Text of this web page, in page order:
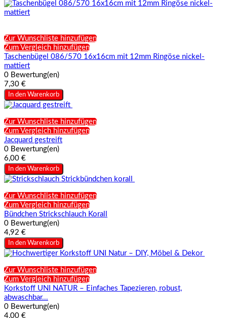
Zur Wunschliste hinzufügen
Zum Vergleich hinzufügen
Taschenbügel 086/570 16x16cm mit 12mm Ringöse nickel-
mattiert
0 Bewertung(en)
7,30 €
In den Warenkorb
Zur Wunschliste hinzufügen
Zum Vergleich hinzufügen
Jacquard gestreift
0 Bewertung(en)
6,00 €
In den Warenkorb
Zur Wunschliste hinzufügen
Zum Vergleich hinzufügen
Bündchen Strickschlauch Korall
0 Bewertung(en)
4,92 €
In den Warenkorb
Zur Wunschliste hinzufügen
Zum Vergleich hinzufügen
Korkstoff UNI NATUR – Einfaches Tapezieren, robust,
abwaschbar...
0 Bewertung(en)
4,00 €